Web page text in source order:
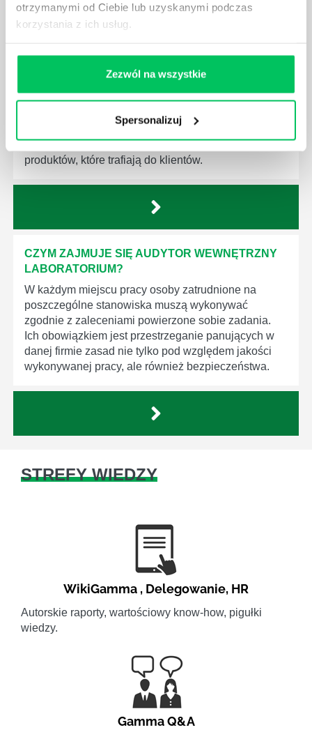
otrzymanymi od Ciebie lub uzyskanymi podczas
korzystania z ich usług.
Zezwól na wszystkie
Spersonalizuj
GDZIE MOŻEMY ZAPOZNAĆ SIĘ Z
WYMAGANIAMI NORM JAKOŚCI WYROBÓW
W związku z ogromnym rozwojem dzisiejszego
społeczeństwa wprowadzane jest coraz więcej reguł,
które mają za zadanie poprawić poszczególne
dziedziny gospodarki. Dzięki nim wszystkie firmy
będą zobowiązane przestrzegać zasad, których
wprowadzenie dąży do ujednolicenia jakości
produktów, które trafiają do klientów.
CZYM ZAJMUJE SIĘ AUDYTOR WEWNĘTRZNY
LABORATORIUM?
W każdym miejscu pracy osoby zatrudnione na
poszczególne stanowiska muszą wykonywać
zgodnie z zaleceniami powierzone sobie zadania.
Ich obowiązkiem jest przestrzeganie panujących w
danej firmie zasad nie tylko pod względem jakości
wykonywanej pracy, ale również bezpieczeństwa.
STREFY WIEDZY
WikiGamma , Delegowanie, HR
Autorskie raporty, wartościowy know-how, pigułki
wiedzy.
Gamma Q&A